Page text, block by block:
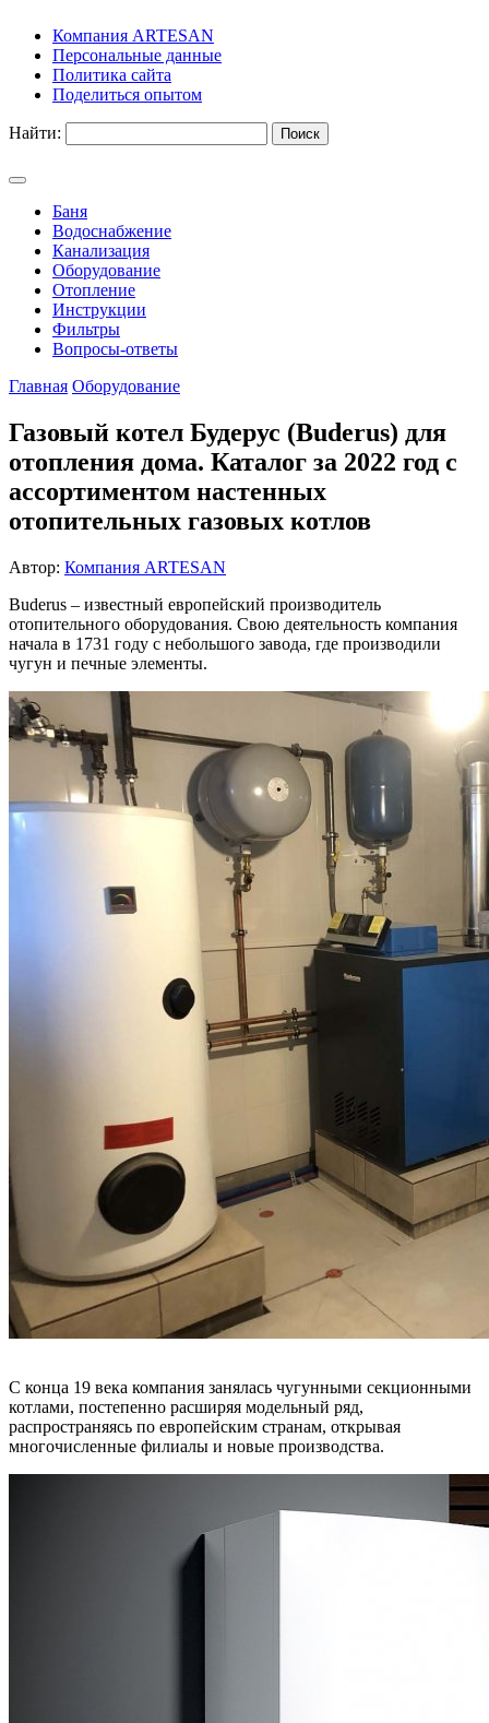
Компания ARTESAN
Персональные данные
Политика сайта
Поделиться опытом
Найти:
Баня
Водоснабжение
Канализация
Оборудование
Отопление
Инструкции
Фильтры
Вопросы-ответы
Главная Оборудование
Газовый котел Будерус (Buderus) для
отопления дома. Каталог за 2022 год с
ассортиментом настенных
отопительных газовых котлов
Автор: Компания ARTESAN
Buderus – известный европейский производитель
отопительного оборудования. Свою деятельность компания
начала в 1731 году с небольшого завода, где производили
чугун и печные элементы.
С конца 19 века компания занялась чугунными секционными
котлами, постепенно расширяя модельный ряд,
распространяясь по европейским странам, открывая
многочисленные филиалы и новые производства.